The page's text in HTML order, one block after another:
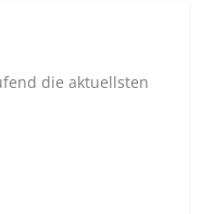
die aktuellsten